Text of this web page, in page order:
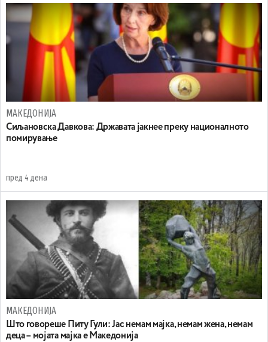
МАКЕДОНИЈА
Сиљановска Давкова: Државата јакнее преку националното
помирување
пред 4 дена
МАКЕДОНИЈА
Што говореше Питу Гули: Јас немам мајка, немам жена, немам
деца – мојата мајка е Македонија